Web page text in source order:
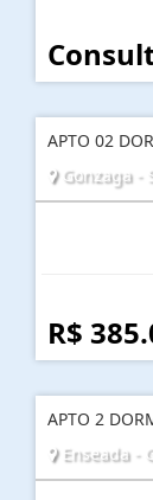
APTO 02
Gonzaga -
R$
APTO 2
Enseada -